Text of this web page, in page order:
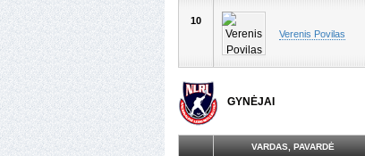
10
Verenis Povilas
GYNĖJAI
VARDAS, PAVARDĖ